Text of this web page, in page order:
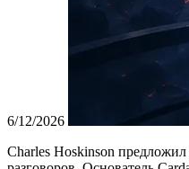
6/12/2026
Charles Hoskinson